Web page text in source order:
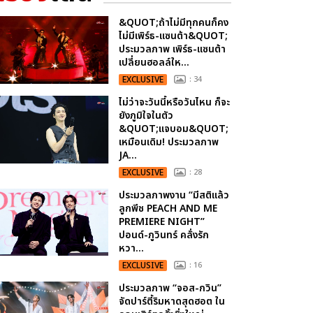
&QUOT;ถ้าไม่มีทุกคนก็คง
ไม่มีเพิร์ธ-แซนต้า&QUOT;
ประมวลภาพ เพิร์ธ-แซนต้า
เปลี่ยนฮอลล์ให...
EXCLUSIVE : 34
ไม่ว่าจะวันนี้หรือวันไหน ก็จะ
ยังภูมิใจในตัว
&QUOT;แจบอม&QUOT;
เหมือนเดิม! ประมวลภาพ
JA...
EXCLUSIVE : 28
ประมวลภาพงาน “มีสติแล้ว
ลูกพีช PEACH AND ME
PREMIERE NIGHT”
ปอนด์-ภูวินทร์ คลั่งรัก
หวา...
EXCLUSIVE : 16
ประมวลภาพ “จอส-กวิน”
จัดปาร์ตี้ริมหาดสุดฮอต ใน